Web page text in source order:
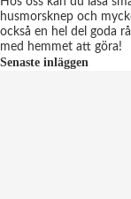
husmorsknep och
också en hel del goda
med hemmet att göra!
Senaste inläggen